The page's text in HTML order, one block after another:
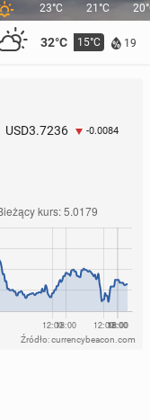
32°C 15°C 19
23°C 21°C
USD3.7236 -0.0084
Źródło: currencybeacon.com